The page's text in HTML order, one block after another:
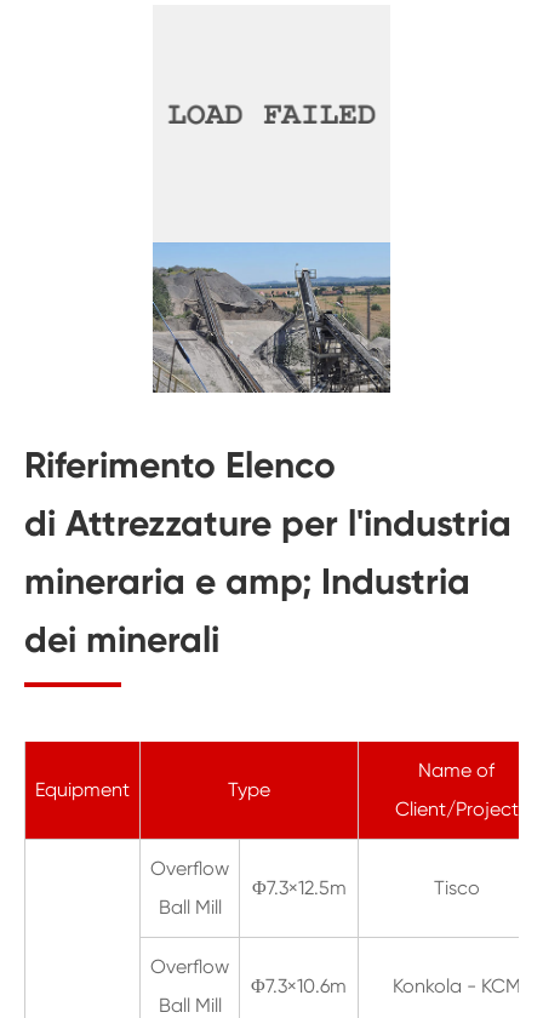
Riferimento Elenco
di Attrezzature per l'industria
mineraria e amp; Industria
dei minerali
Equipment Type
Name of
Client/Project
Overflow
Ball Mill
Φ7.3×12.5m Tisco
Overflow
Ball Mill
Φ7.3×10.6m Konkola - KCM